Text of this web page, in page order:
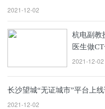
2021-12-02
杭电副教
医生做
2021-12-02
长沙望城“无证城市”平台上
2021-12-02